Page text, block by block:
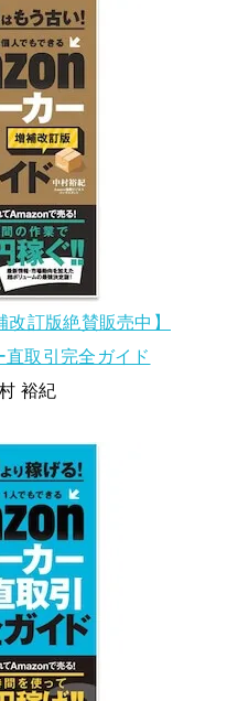
改訂版絶賛販売中】
取引完全ガイド
裕紀